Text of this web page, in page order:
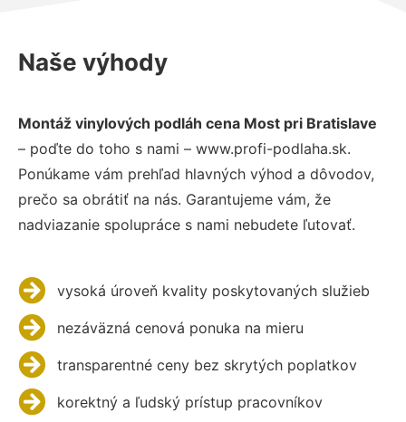
Naše výhody
Montáž vinylových podláh cena Most pri Bratislave
– poďte do toho s nami – www.profi-podlaha.sk.
Ponúkame vám prehľad hlavných výhod a dôvodov,
prečo sa obrátiť na nás. Garantujeme vám, že
nadviazanie spolupráce s nami nebudete ľutovať.
vysoká úroveň kvality poskytovaných služieb
nezáväzná cenová ponuka na mieru
transparentné ceny bez skrytých poplatkov
korektný a ľudský prístup pracovníkov